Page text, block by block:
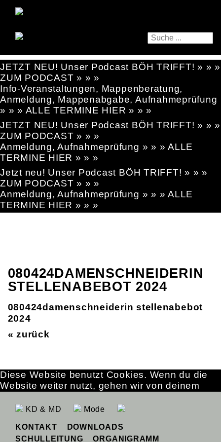
JETZT NEU! Unser Podcast BÖH TRIFFT! » » »
ZUM PODCAST » » »
Info-Veranstaltungen, Mappenberatung,
Anmeldung, Mappenabgabe, Aufnahmeprüfung
» » » ALLE TERMINE HIER » » »
JETZT NEU! Unser Podcast BÖH TRIFFT! » » »
ZUM PODCAST » » »
Anmeldung, Aufnahmeprüfung » » » ALLE
TERMINE HIER » » »
Jetzt neu! Unser Podcast BÖH TRIFFT! » » »
ZUM PODCAST » » »
Anmeldung, Aufnahmeprüfung » » » ALLE
TERMINE HIER » » »
080424DAMENSCHNEIDERIN
STELLENABEBOT 2024
080424damenschneiderin stellenabebot
2024
« zurück
KD & MD Mode
KONTAKT
DOWNLOADS
SCHULLEITUNG
ORGANIGRAMM
Diese Website benutzt Cookies. Wenn du die
Website weiter nutzt, gehen wir von deinem